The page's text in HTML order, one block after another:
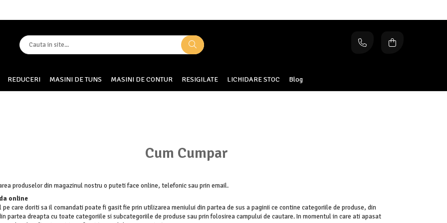
REDUCERI MASINI DE TUNS MASINI DE CONTUR RESIGILATE LICHIDARE STOC Blog
Cum Cumpar
produselor din magazinul nostru o puteti face online, telefonic sau prin email.
online
pe care doriti sa il comandati poate fi gasit fie prin utilizarea meniului din partea de sus a paginii ce contine categoriile de produse, din
partea dreapta cu toate categoriile si subcategoriile de produse sau prin folosirea campului de cautare. In momentul in care ati apasat